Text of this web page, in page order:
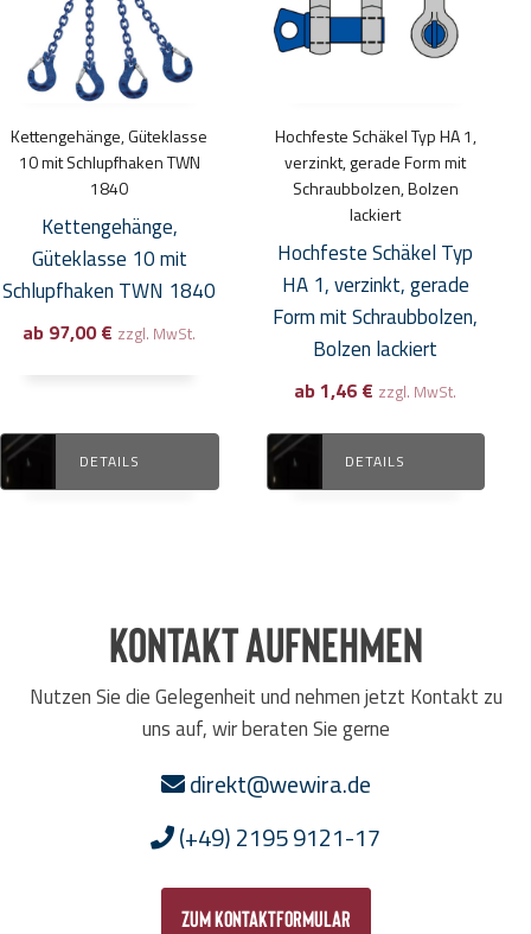
Kettengehänge, Güteklasse
10 mit Schlupfhaken TWN
1840
Kettengehänge,
Güteklasse 10 mit
Schlupfhaken TWN 1840
ab 97,00€ zzgl. MwSt.
DETAILS
Varianten
können
Produktseite
gewählt
Hochfeste Schäkel Typ HA 1,
verzinkt, gerade Form mit
Schraubbolzen, Bolzen
lackiert
Hochfeste Schäkel Typ
HA 1, verzinkt, gerade
Form mit Schraubbolzen,
Bolzen lackiert
ab 1,46 € zzgl. MwSt.
DETAILS
Varianten
auf.
können
Produktseite
gewählt
werden
Kontakt aufnehmen
Nutzen Sie die Gelegenheit und nehmen jetzt Kontakt zu
uns auf, wir beraten Sie gerne
direkt@wewira.de
(+49) 2195 9121-17
zum Kontaktformular